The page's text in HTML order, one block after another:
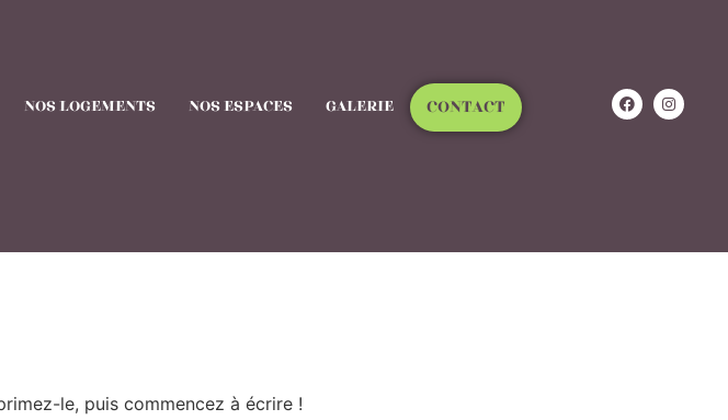
NOS LOGEMENTS NOS ESPACES GALERIE CONTACT
le, puis commencez à écrire !